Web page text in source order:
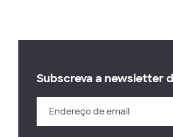
Subscreva a newsletter